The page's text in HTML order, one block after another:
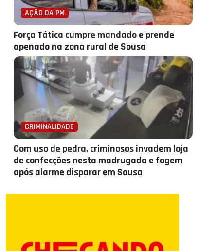
AÇÃO DA PM
Força Tática cumpre mandado e prende
apenado na zona rural de Sousa
CRIMINALIDADE
Com uso de pedra, criminosos invadem loja
de confecções nesta madrugada e fogem
após alarme disparar em Sousa